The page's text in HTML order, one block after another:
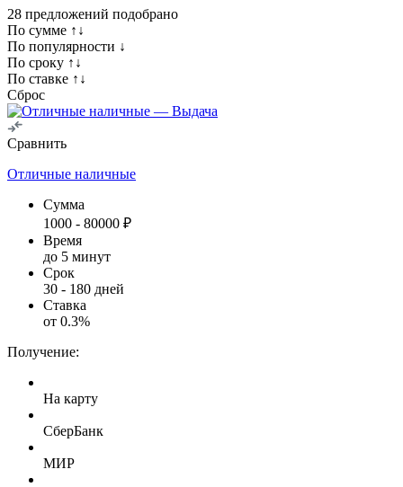
28 предложений подобрано
По сумме ↑↓
По популярности ↓
По сроку ↑↓
По ставке ↑↓
Сброс
Сравнить
Отличные наличные
Сумма
1000 - 80000 ₽
Время
до 5 минут
Срок
30 - 180 дней
Ставка
от 0.3%
Получение:
На карту
СберБанк
МИР